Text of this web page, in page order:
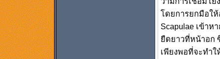
โดยการยกมือใ
Scapulae เข้าห
ยืดยาวที่หน้าอก
เพียงพอที่จะทำ